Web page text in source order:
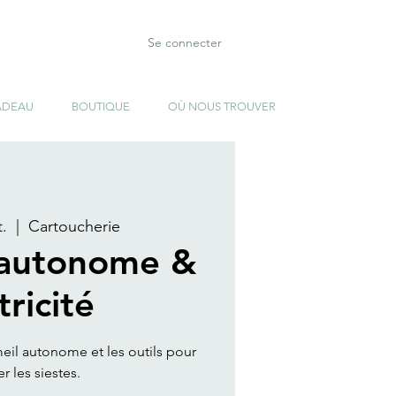
Se connecter
BOUTIQUE OÙ NOUS TROUVER
  |
Cartoucherie
&
autonome et les outils pour
les siestes.